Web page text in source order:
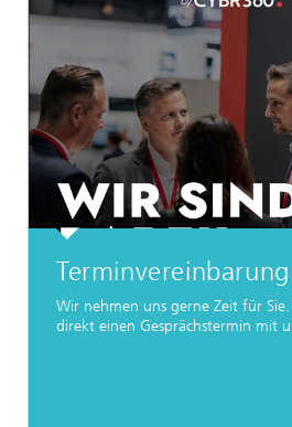
Terminvereinbarung
Wir nehmen uns gerne Zeit für
direkt einen Gesprächstermin mit